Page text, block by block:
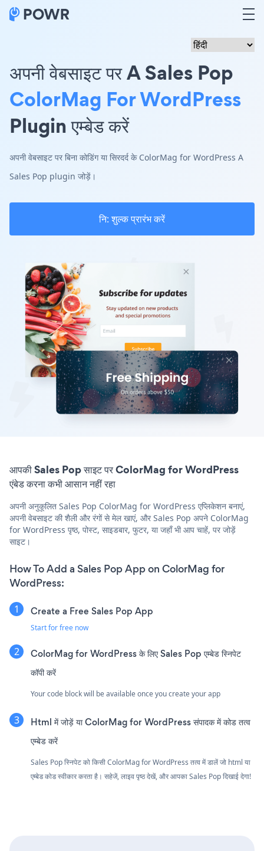
अपनी वेबसाइट पर A Sales Pop
ColorMag For WordPress
Plugin एम्बेड करें
अपनी वेबसाइट पर बिना कोडिंग या सिरदर्द के ColorMag for WordPress A
Sales Pop plugin जोड़ें।
नि: शुल्क प्रारंभ करें
आपकी Sales Pop साइट पर ColorMag for WordPress
एंबेड करना कभी आसान नहीं रहा
अपनी अनुकूलित Sales Pop ColorMag for WordPress एप्लिकेशन बनाएं,
अपनी वेबसाइट की शैली और रंगों से मेल खाएं, और Sales Pop अपने ColorMag
for WordPress पृष्ठ, पोस्ट, साइडबार, फुटर, या जहाँ भी आप चाहें, पर जोड़ें
साइट।
How To Add a Sales Pop App on ColorMag for
WordPress:
Create a Free Sales Pop App
Start for free now
ColorMag for WordPress के लिए Sales Pop एम्बेड स्निपेट
कॉपी करें
Your code block will be available once you create your app
Html में जोड़ें या ColorMag for WordPress संपादक में कोड तत्व
एम्बेड करें
Sales Pop स्निपेट को किसी ColorMag for WordPress तत्व में डालें जो html या
एम्बेड कोड स्वीकार करता है। सहेजें, लाइव पृष्ठ देखें, और आपका Sales Pop दिखाई देगा!